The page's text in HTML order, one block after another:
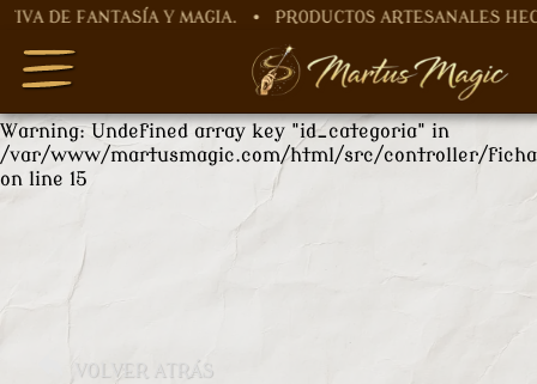
Y MAGIA. • PRODUCTOS ARTESANALES HECHOS A
/var/www/martusmagic.com/html/src/controller/
on line12
Warning: Undefined array key "id_categoria" in
/var/www/martusmagic.com/html/src/controller/
on line 15
VOLVER ATRÁS